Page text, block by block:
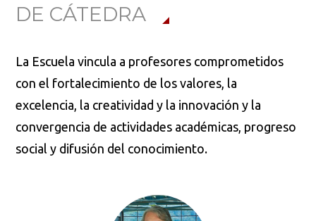
DE CÁTEDRA
La Escuela vincula a profesores comprometidos
con el fortalecimiento de los valores, la
excelencia, la creatividad y la innovación y la
convergencia de actividades académicas, progreso
social y difusión del conocimiento.